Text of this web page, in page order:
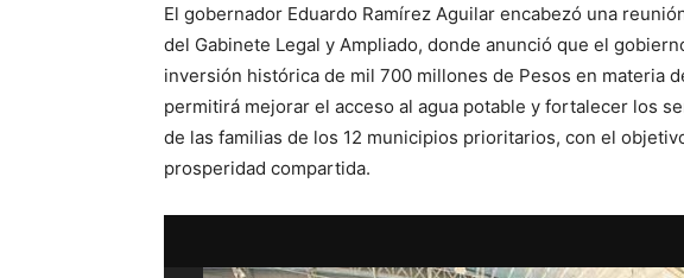
El gobernador Eduardo Ramírez Aguilar encabezó una
del Gabinete Legal y Ampliado, donde anunció que el
inversión histórica de mil 700 millones de Pesos en materia
permitirá mejorar el acceso al agua potable y fortalecer los
de las familias de los 12 municipios prioritarios, con el
prosperidad compartida.